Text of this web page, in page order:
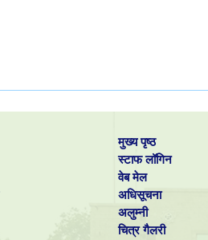
मुख्य पृष्ठ
स्टाफ लॉगिन
वेब मेल
अधिसूचना
अलुम्नी
चित्र गैलरी